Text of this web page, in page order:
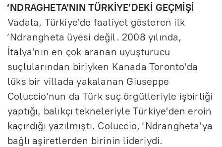
‘NDRAGHETA’NIN TÜRKİYE’DEKİ GEÇMİŞİ
Vadala, Türkiye'de faaliyet gösteren ilk
‘Ndrangheta üyesi değil. 2008 yılında,
İtalya'nın en çok aranan uyuşturucu
suçlularından biriyken Kanada Toronto'da
lüks bir villada yakalanan Giuseppe
Coluccio'nun da Türk suç örgütleriyle işbirliği
yaptığı, balıkçı tekneleriyle Türkiye'den eroin
kaçırdığı yazılmıştı. Coluccio, ‘Ndrangheta'ya
bağlı aşiretlerden birinin lideriydi.